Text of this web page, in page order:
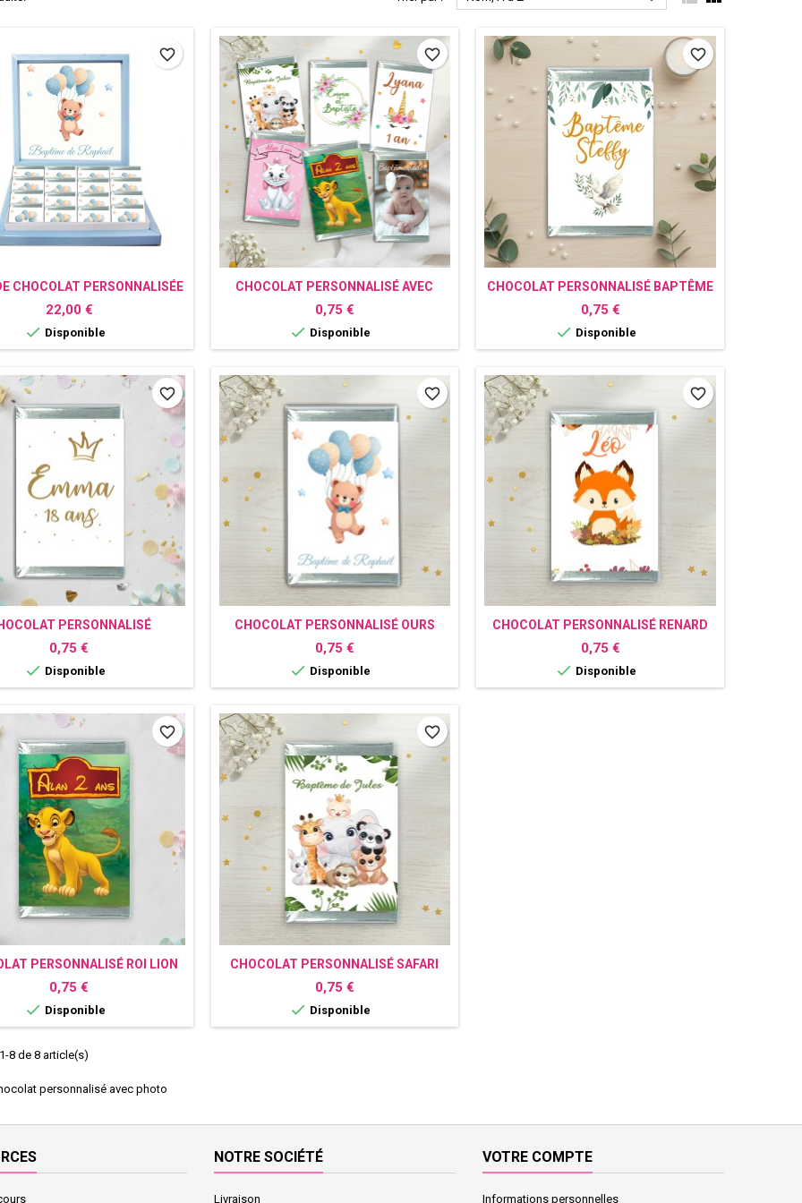
CHOCOLAT PERSONNALISÉE
OURS
Prix
22,00 €
 Disponible
favorite_border
CHOCOLAT PERSONNALISÉ AVEC
PHOTO
Prix
0,75 €
 Disponible
favorite_border
CHOCOLAT PERSONNALISÉ BAPTÊME
COLOMBE
Prix
0,75 €
 Disponible
favorite_border
PERSONNALISÉ
COURONNE
Prix
0,75 €
 Disponible
favorite_border
CHOCOLAT PERSONNALISÉ OURS
Prix
0,75 €
 Disponible
favorite_border
CHOCOLAT PERSONNALISÉ RENARD
Prix
0,75 €
 Disponible
favorite_border
PERSONNALISÉ ROI LION
Prix
0,75 €
 Disponible
favorite_border
CHOCOLAT PERSONNALISÉ SAFARI
Prix
0,75 €
 Disponible
favorite_border
8 de 8 article(s)
personnalisé avec photo
NOTRE SOCIÉTÉ
Livraison
VOTRE COMPTE
Informations personnelles